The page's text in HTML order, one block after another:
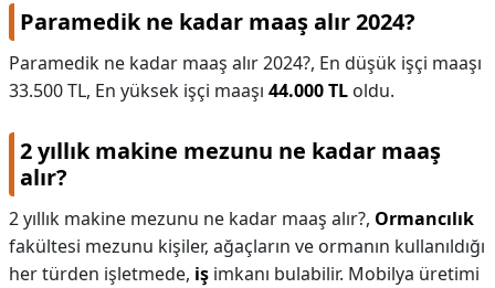
Paramedik ne kadar maaş alır 2024?
Paramedik ne kadar maaş alır 2024?, En düşük işçi maaşı
33.500 TL, En yüksek işçi maaşı 44.000 TL oldu.
2 yıllık makine mezunu ne kadar maaş
alır?
2 yıllık makine mezunu ne kadar maaş alır?, Ormancılık
fakültesi mezunu kişiler, ağaçların ve ormanın kullanıldığı
her türden işletmede, iş imkanı bulabilir. Mobilya üretimi